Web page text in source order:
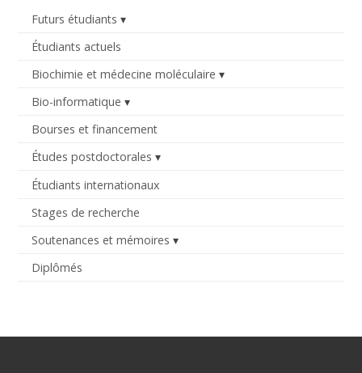
Futurs étudiants
Étudiants actuels
Biochimie et médecine moléculaire
Bio-informatique
Bourses et financement
Études postdoctorales
Étudiants internationaux
Stages de recherche
Soutenances et mémoires
Diplômés